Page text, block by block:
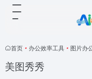
首页 • 办公效率工具 • 图片办
美图秀秀